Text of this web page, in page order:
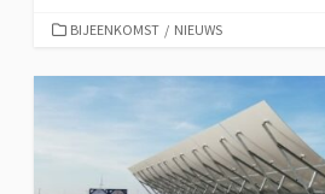
CATEGORIEËN
BIJEENKOMST / NIEUWS